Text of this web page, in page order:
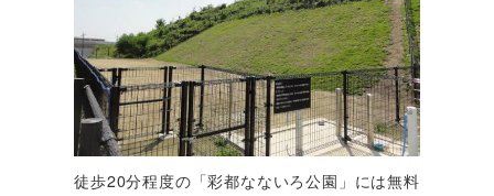
徒歩20分程度の「彩都なないろ公園」には無料